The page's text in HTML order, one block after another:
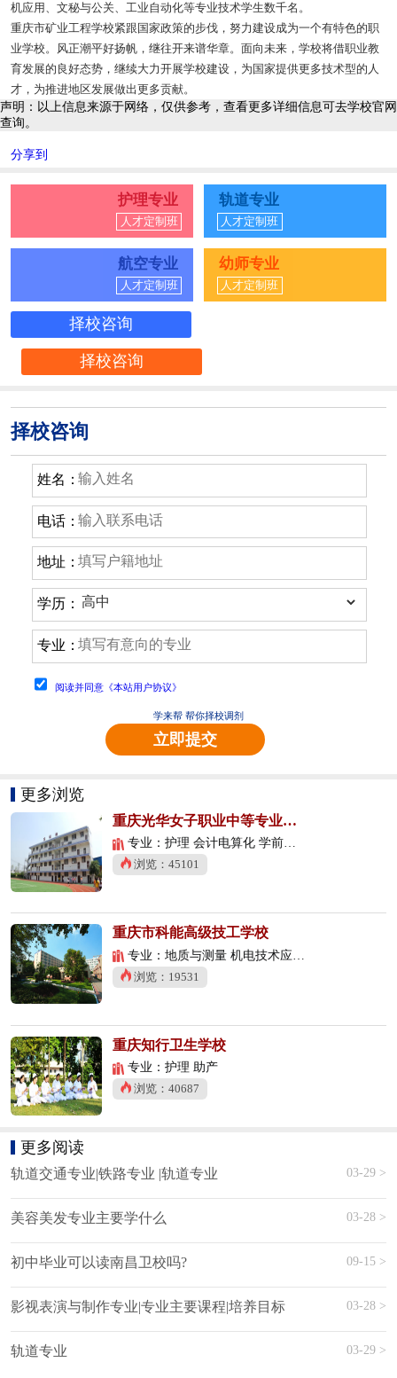
机应用、文秘与公关、工业自动化等专业技术学生数千名。
重庆市矿业工程学校紧跟国家政策的步伐，努力建设成为一个有特色的职
业学校。风正潮平好扬帆，继往开来谱华章。面向未来，学校将借职业教
育发展的良好态势，继续大力开展学校建设，为国家提供更多技术型的人
才，为推进地区发展做出更多贡献。
声明：以上信息来源于网络，仅供参考，查看更多详细信息可去学校官网
查询。
分享到
护理专业
人才定制班
轨道专业
人才定制班
航空专业
人才定制班
幼师专业
人才定制班
择校咨询
择校咨询
择校咨询
姓名：
电话：
地址：
学历：
专业：
阅读并同意《本站用户协议》
学来帮 帮你择校调剂
立即提交
更多浏览
重庆光华女子职业中等专业学校
专业：护理 会计电算化 学前教育
浏览：45101
重庆市科能高级技工学校
专业：地质与测量 机电技术应用 数控技术应用
浏览：19531
重庆知行卫生学校
专业：护理 助产
浏览：40687
更多阅读
轨道交通专业|铁路专业 |轨道专业 03-29 >
美容美发专业主要学什么 03-28 >
初中毕业可以读南昌卫校吗? 09-15 >
影视表演与制作专业|专业主要课程|培养目标 03-28 >
轨道专业 03-29 >